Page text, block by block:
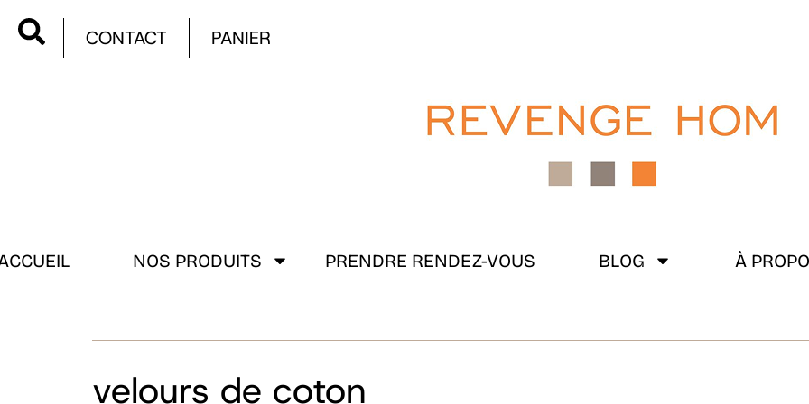
CONTACT PANIER
NOS PRODUITS PRENDRE RENDEZ-VOUS BLOG À
velours de coton